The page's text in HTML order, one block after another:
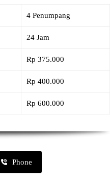
4 Penumpang
24 Jam
Rp 375.000
Rp 400.000
Rp 600.000
Phone